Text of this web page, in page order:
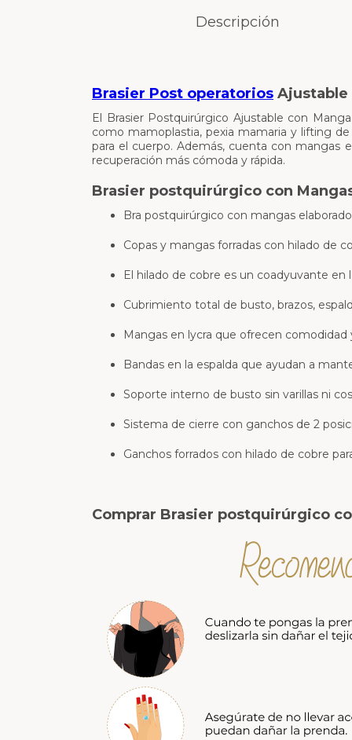
Descripción
Brasier Post operatorios Ajustable
El Brasier Postquirúrgico Ajustable con
como mamoplastia, pexia mamaria y lifting
para el cuerpo. Además, cuenta con mangas
recuperación más cómoda y rápida.
Brasier postquirúrgico con
Bra postquirúrgico con mangas
Copas y mangas forradas con hilado de
El hilado de cobre es un coadyuvante
Cubrimiento total de busto, brazos,
Mangas en lycra que ofrecen
Bandas en la espalda que ayudan a
Soporte interno de busto sin varillas ni
Sistema de cierre con ganchos de 2
Ganchos forrados con hilado de cobre
Comprar Brasier postquirúrgico